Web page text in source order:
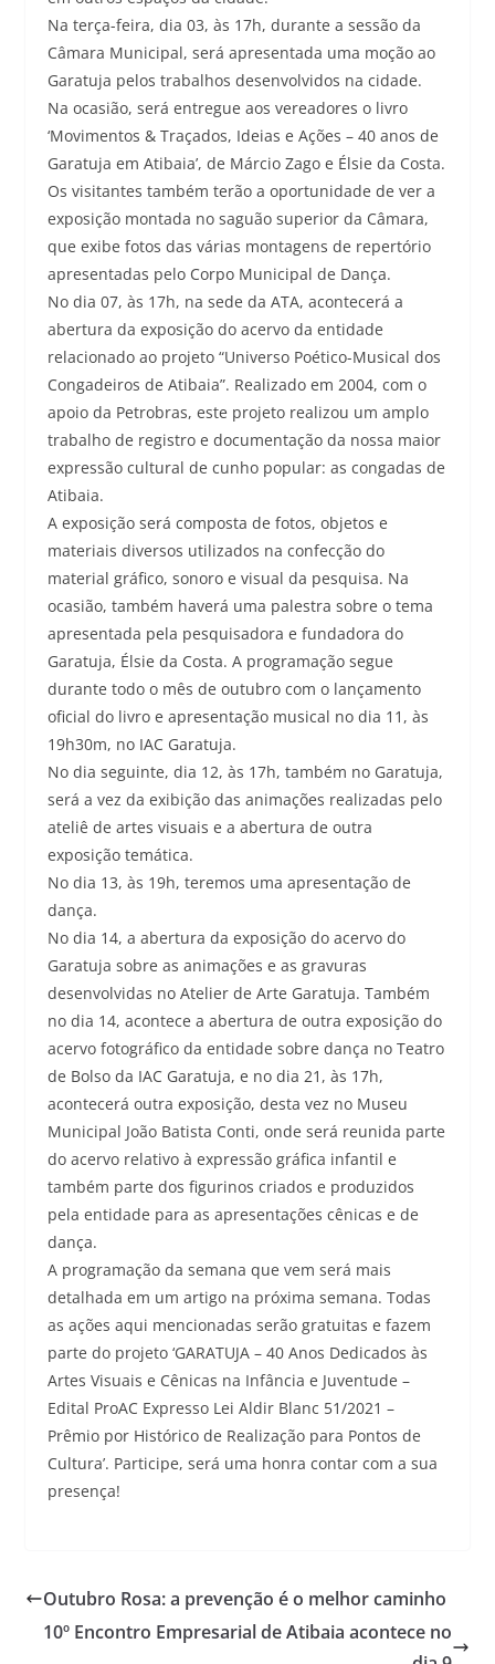
Na terça-feira, dia 03, às 17h, durante a sessão da
Câmara Municipal, será apresentada uma moção ao
Garatuja pelos trabalhos desenvolvidos na cidade.
Na ocasião, será entregue aos vereadores o livro
‘Movimentos & Traçados, Ideias e Ações – 40 anos de
Garatuja em Atibaia’, de Márcio Zago e Élsie da Costa.
Os visitantes também terão a oportunidade de ver a
exposição montada no saguão superior da Câmara,
que exibe fotos das várias montagens de repertório
apresentadas pelo Corpo Municipal de Dança.
No dia 07, às 17h, na sede da ATA, acontecerá a
abertura da exposição do acervo da entidade
relacionado ao projeto “Universo Poético-Musical dos
Congadeiros de Atibaia”. Realizado em 2004, com o
apoio da Petrobras, este projeto realizou um amplo
trabalho de registro e documentação da nossa maior
expressão cultural de cunho popular: as congadas de
Atibaia.
A exposição será composta de fotos, objetos e
materiais diversos utilizados na confecção do
material gráfico, sonoro e visual da pesquisa. Na
ocasião, também haverá uma palestra sobre o tema
apresentada pela pesquisadora e fundadora do
Garatuja, Élsie da Costa. A programação segue
durante todo o mês de outubro com o lançamento
oficial do livro e apresentação musical no dia 11, às
19h30m, no IAC Garatuja.
No dia seguinte, dia 12, às 17h, também no Garatuja,
será a vez da exibição das animações realizadas pelo
ateliê de artes visuais e a abertura de outra
exposição temática.
No dia 13, às 19h, teremos uma apresentação de
dança.
No dia 14, a abertura da exposição do acervo do
Garatuja sobre as animações e as gravuras
desenvolvidas no Atelier de Arte Garatuja. Também
no dia 14, acontece a abertura de outra exposição do
acervo fotográfico da entidade sobre dança no Teatro
de Bolso da IAC Garatuja, e no dia 21, às 17h,
acontecerá outra exposição, desta vez no Museu
Municipal João Batista Conti, onde será reunida parte
do acervo relativo à expressão gráfica infantil e
também parte dos figurinos criados e produzidos
pela entidade para as apresentações cênicas e de
dança.
A programação da semana que vem será mais
detalhada em um artigo na próxima semana. Todas
as ações aqui mencionadas serão gratuitas e fazem
parte do projeto ‘GARATUJA – 40 Anos Dedicados às
Artes Visuais e Cênicas na Infância e Juventude –
Edital ProAC Expresso Lei Aldir Blanc 51/2021 –
Prêmio por Histórico de Realização para Pontos de
Cultura’. Participe, será uma honra contar com a sua
presença!
Outubro Rosa: a prevenção é o melhor caminho
10º Encontro Empresarial de Atibaia acontece no